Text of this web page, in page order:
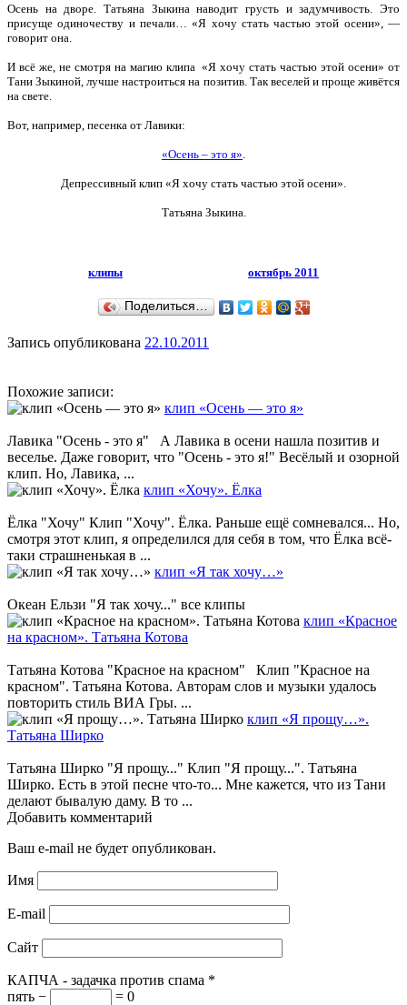
Осень на дворе. Татьяна Зыкина наводит грусть и задумчивость. Это
присуще одиночеству и печали… «Я хочу стать частью этой осени», —
говорит она.
И всё же, не смотря на магию клипа «Я хочу стать частью этой осени» от
Тани Зыкиной, лучше настроиться на позитив. Так веселей и проще живётся
на свете.
Вот, например, песенка от Лавики:
«Осень – это я»
Депрессивный клип «Я хочу стать частью этой осени».
Татьяна Зыкина.
клипы октябрь 2011
Поделиться…
Запись опубликована 22.10.2011
Похожие записи:
клип «Осень — это я»
Лавика "Осень - это я" А Лавика в осени нашла позитив и
веселье. Даже говорит, что "Осень - это я!" Весёлый и озорной
клип. Но, Лавика, ...
клип «Хочу». Ёлка
Ёлка "Хочу" Клип "Хочу". Ёлка. Раньше ещё сомневался... Но,
смотря этот клип, я определился для себя в том, что Ёлка всё-
таки страшненькая в ...
клип «Я так хочу…»
Океан Ельзи "Я так хочу..." все клипы
клип «Красное
на красном». Татьяна Котова
Татьяна Котова "Красное на красном" Клип "Красное на
красном". Татьяна Котова. Авторам слов и музыки удалось
повторить стиль ВИА Гры. ...
клип «Я прощу…».
Татьяна Ширко
Татьяна Ширко "Я прощу..." Клип "Я прощу...". Татьяна
Ширко. Есть в этой песне что-то... Мне кажется, что из Тани
делают бывалую даму. В то ...
Добавить комментарий
Ваш e-mail не будет опубликован.
Имя
E-mail
Сайт
КАПЧА - задачка против спама *
пять −
= 0